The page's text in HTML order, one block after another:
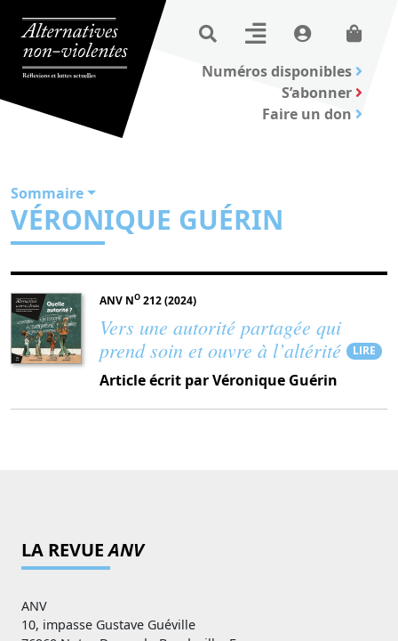
Numéros disponibles
S’abonner
Faire un don
Sommaire
VÉRONIQUE GUÉRIN
ANV NO 212 (2024)
Vers une autorité partagée qui
prend soin et ouvre à l’altérité
LIRE
Article écrit par Véronique Guérin
LA REVUEANV
ANV
10, impasse Gustave Guéville